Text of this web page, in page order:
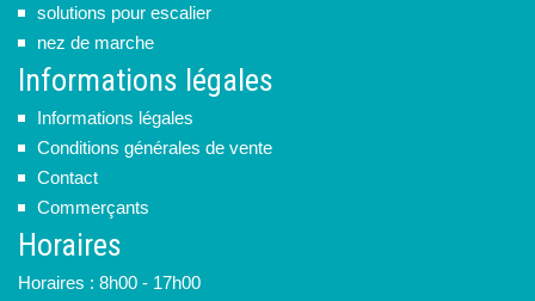
solutions pour escalier
nez de marche
Informations légales
Informations légales
Conditions générales de vente
Contact
Commerçants
Horaires
Horaires : 8h00 - 17h00